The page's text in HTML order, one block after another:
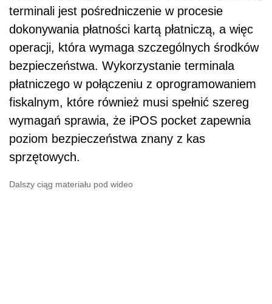
terminali jest pośredniczenie w procesie
dokonywania płatności kartą płatniczą, a więc
operacji, która wymaga szczególnych środków
bezpieczeństwa. Wykorzystanie terminala
płatniczego w połączeniu z oprogramowaniem
fiskalnym, które również musi spełnić szereg
wymagań sprawia, że iPOS pocket zapewnia
poziom bezpieczeństwa znany z kas
sprzętowych.
Dalszy ciąg materiału pod wideo